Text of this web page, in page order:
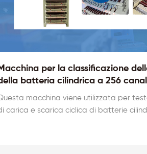
per la classificazione
batteria cilindrica a 256
macchina viene utilizzata per
carica e scarica ciclica di batterie